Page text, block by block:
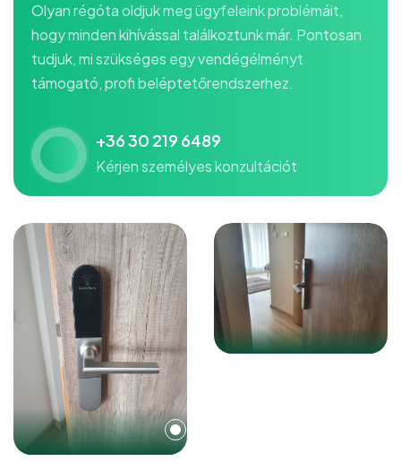
Olyan régóta oldjuk meg ügyfeleink problémáit,
hogy minden kihívással találkoztunk már. Pontosan
tudjuk, mi szükséges egy vendégélményt
támogató, profi beléptetőrendszerhez.
+36 30 219 6489
Kérjen személyes konzultációt